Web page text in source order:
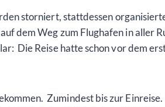
storniert, stattdessen
dem Weg zum Flughafen in aller
Die Reise hatte schon vor dem
Zumindest bis zur